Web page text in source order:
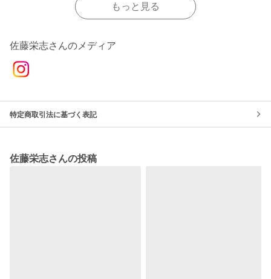
もっと見る
佐藤栄志さんのメディア
特定商取引法に基づく表記
佐藤栄志さんの投稿